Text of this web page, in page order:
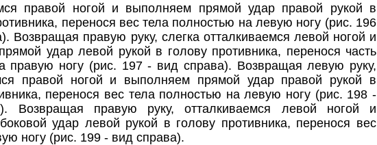
правой ногой и выполняем прямой удар правой рукой в
перенося вес тела полностью на левую ногу (рис. 196
Возвращая правую руку, слегка отталкиваемся левой ногой и
удар левой рукой в голову противника, перенося часть
правую ногу (рис. 197 - вид справа). Возвращая левую руку,
правой ногой и выполняем прямой удар правой рукой в
перенося вес тела полностью на левую ногу (рис. 198 -
Возвращая правую руку, отталкиваемся левой ногой и
удар левой рукой в голову противника, перенося вес
ногу (рис. 199 - вид справа).